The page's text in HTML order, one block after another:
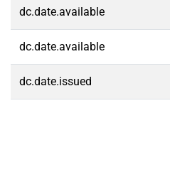
dc.date.available
dc.date.available
dc.date.issued